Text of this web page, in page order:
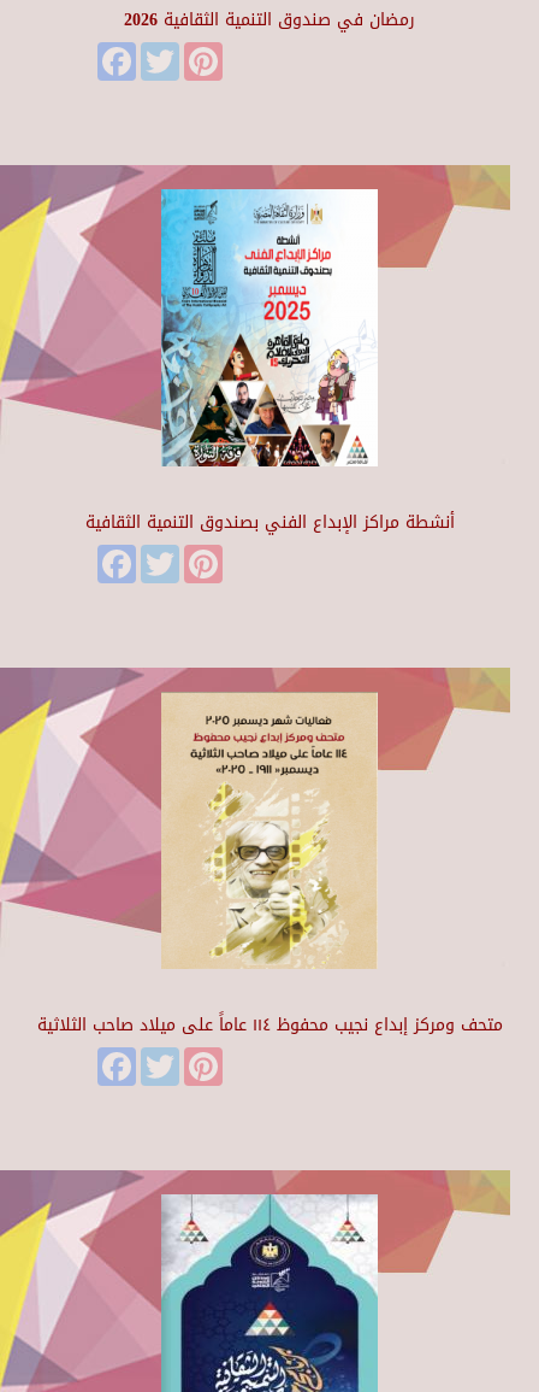
رمضان في صندوق التنمية الثقافية 2026
FacebookTwitter
أنشطة مراكز الإبداع الفني بصندوق التنمية الثقافية
FacebookTwitter
متحف ومركز إبداع نجيب محفوظ ١١٤ عاماً على ميلاد صاحب الثلاثية
FacebookTwitter